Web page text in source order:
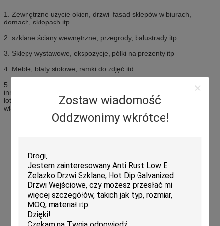
Zostaw wiadomość
Oddzwonimy wkrótce!
1. Zewnętrzne użycie okien, drzwi, fasad sklepów w biurach,
domach, sklepach itp
2. szklane ściany wewnętrzne, przegrody, balustrady itp
3. Sklepy wystawowe, ekspozycje, półki na prezenty itp
4. Meble, blaty stołowe, ramki do zdjęć itd
5. Do stosowania w wieżach kontroli lotniska, oknach kolejowych i
innych środowiskach, które wymagają uregulowanych portów
lotniczych i budynków w pobliżu autostrad i kolei, które wymagają
właściwości izolacji akustycznej